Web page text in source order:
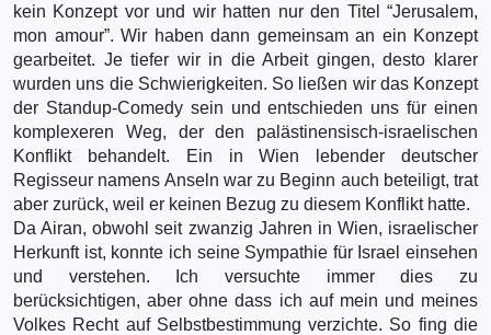
kein Konzept vor und wir hatten nur den Titel “Jerusalem,
mon amour”. Wir haben dann gemeinsam an ein Konzept
gearbeitet. Je tiefer wir in die Arbeit gingen, desto klarer
wurden uns die Schwierigkeiten. So ließen wir das Konzept
der Standup-Comedy sein und entschieden uns für einen
komplexeren Weg, der den palästinensisch-israelischen
Konflikt behandelt. Ein in Wien lebender deutscher
Regisseur namens Anseln war zu Beginn auch beteiligt, trat
aber zurück, weil er keinen Bezug zu diesem Konflikt hatte.
Da Airan, obwohl seit zwanzig Jahren in Wien, israelischer
Herkunft ist, konnte ich seine Sympathie für Israel einsehen
und verstehen. Ich versuchte immer dies zu
berücksichtigen, aber ohne dass ich auf mein und meines
Volkes Recht auf Selbstbestimmung verzichte. So fing die